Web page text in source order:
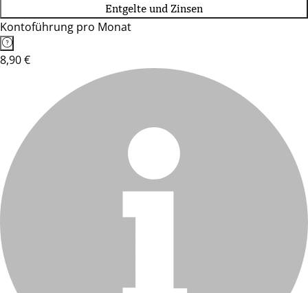
Entgelte und Zinsen
Kontoführung pro Monat
8,90 €